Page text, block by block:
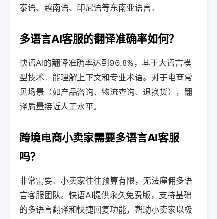
泰语、越南语、印尼语等东南亚语言。
多语言AI客服的翻译准确率如何？
快语AI的翻译准确率达到96.8%，基于大语言模
型技术，能理解上下文和专业术语。对于电商常
见场景（如产品咨询、物流查询、退换货），翻
译质量接近人工水平。
跨境电商小卖家需要多语言AI客服
吗？
非常需要。小卖家往往预算有限，无法雇佣多语
言客服团队。快语AI提供永久免费版，支持基础
的多语言翻译和快捷回复功能，帮助小卖家以极